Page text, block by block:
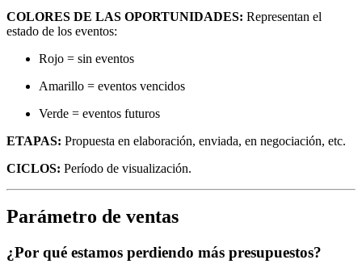
COLORES DE LAS OPORTUNIDADES: Representan el
estado de los eventos:
Rojo = sin eventos
Amarillo = eventos vencidos
Verde = eventos futuros
ETAPAS: Propuesta en elaboración, enviada, en negociación, etc.
CICLOS: Período de visualización.
Parámetro de ventas
¿Por qué estamos perdiendo más presupuestos?